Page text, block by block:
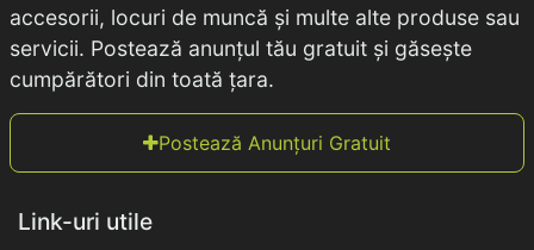
accesorii, locuri de muncă și multe alte produse sau
servicii. Postează anunțul tău gratuit și găsește
cumpărători din toată țara.
Postează Anunțuri Gratuit
Link-uri utile